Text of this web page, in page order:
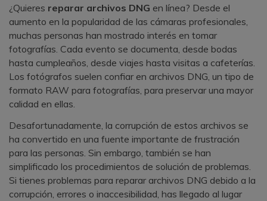
¿Quieres reparar archivos DNG en línea? Desde el
aumento en la popularidad de las cámaras profesionales,
muchas personas han mostrado interés en tomar
fotografías. Cada evento se documenta, desde bodas
hasta cumpleaños, desde viajes hasta visitas a cafeterías.
Los fotógrafos suelen confiar en archivos DNG, un tipo de
formato RAW para fotografías, para preservar una mayor
calidad en ellas.
Desafortunadamente, la corrupción de estos archivos se
ha convertido en una fuente importante de frustración
para las personas. Sin embargo, también se han
simplificado los procedimientos de solución de problemas.
Si tienes problemas para reparar archivos DNG debido a la
corrupción, errores o inaccesibilidad, has llegado al lugar